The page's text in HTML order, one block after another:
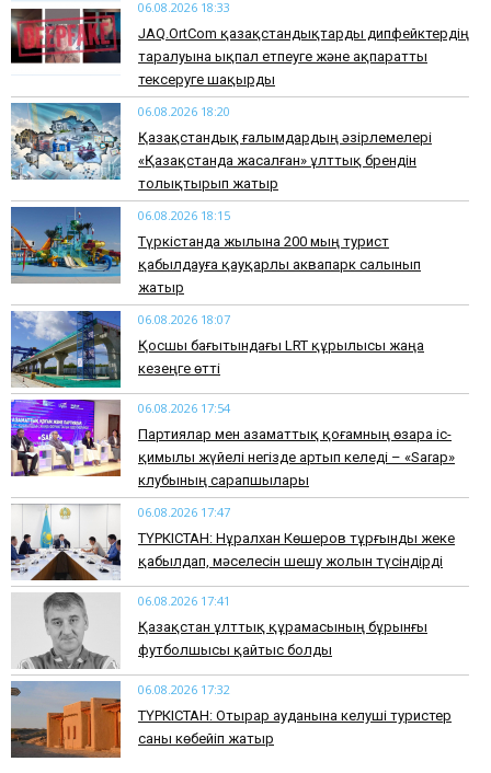
06.08.2026 18:33
JAQ.OrtCom қазақстандықтарды дипфейктердің
таралуына ықпал етпеуге және ақпаратты
тексеруге шақырды
06.08.2026 18:20
Қазақстандық ғалымдардың әзірлемелері
«Қазақстанда жасалған» ұлттық брендін
толықтырып жатыр
06.08.2026 18:15
Түркістанда жылына 200 мың турист
қабылдауға қауқарлы аквапарк салынып
жатыр
06.08.2026 18:07
Қосшы бағытындағы LRT құрылысы жаңа
кезеңге өтті
06.08.2026 17:54
Партиялар мен азаматтық қоғамның өзара іс-
қимылы жүйелі негізде артып келеді – «Sarap»
клубының сарапшылары
06.08.2026 17:47
ТҮРКІСТАН: Нұралхан Көшеров тұрғынды жеке
қабылдап, мәселесін шешу жолын түсіндірді
06.08.2026 17:41
Қазақстан ұлттық құрамасының бұрынғы
футболшысы қайтыс болды
06.08.2026 17:32
ТҮРКІСТАН: Отырар ауданына келуші туристер
саны көбейіп жатыр